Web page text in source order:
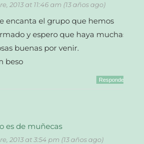
2013 at 11:46 am (13 años ago)
encanta el grupo que hemos
y espero que haya muchas
buenas por venir.
beso
Responder
es de muñecas
2013 at 3:54 pm (13 años ago)